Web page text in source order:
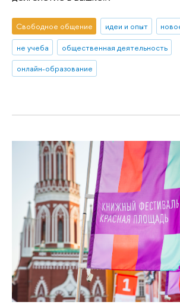
Свободное общение идеи и опыт
не учеба
общественная деятельность
онлайн-образование